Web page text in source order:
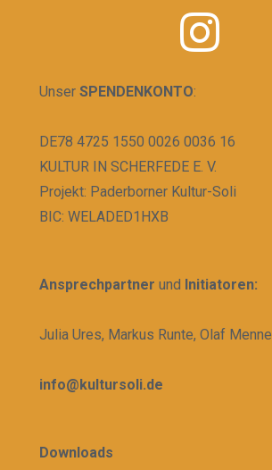
UnserSPENDENKONTO:
DE78 4725 1550 0026 0036 16
KULTUR IN SCHERFEDE E. V.
Projekt: Paderborner Kultur-Soli
BIC: WELADED1HXB
Ansprechpartnerund Initiatoren:
Julia Ures, Markus Runte, Olaf Menne
info@kultursoli.de
Downloads